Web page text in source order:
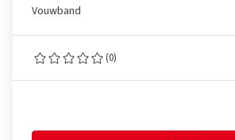
Vouwband
(0)